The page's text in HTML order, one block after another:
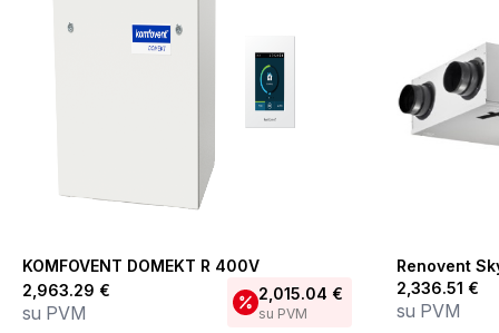
KOMFOVENT DOMEKT R 400V
2,963.29 €
su PVM
2,015.04 €
su PVM
Renovent
2,336.51 €
su PVM